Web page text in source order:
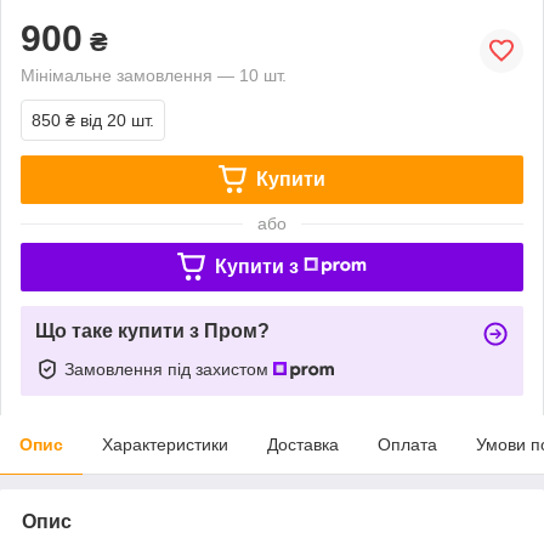
900 ₴
Мінімальне замовлення — 10 шт.
850 ₴ від 20 шт.
Купити
або
Купити з
Що таке купити з Пром?
Замовлення під захистом
Опис Характеристики Доставка Оплата Умови
Опис